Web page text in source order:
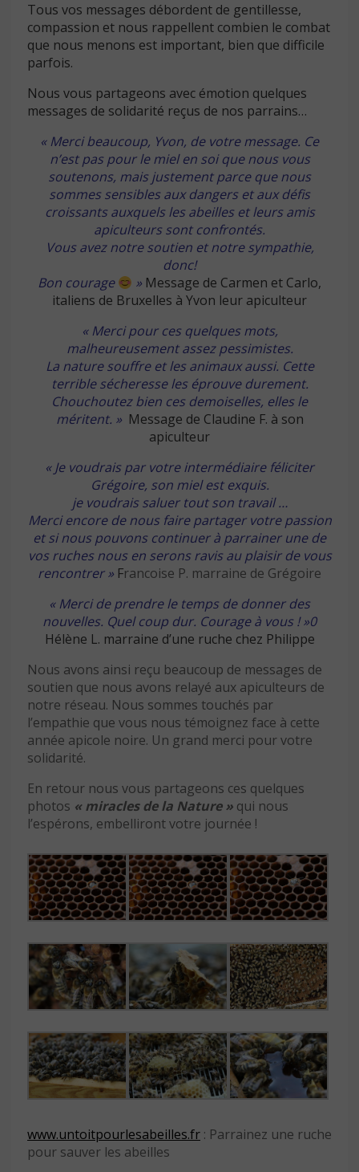
Tous vos messages débordent de gentillesse,
compassion et nous rappellent combien le combat
que nous menons est important, bien que difficile
parfois.
Nous vous partageons avec émotion quelques
messages de solidarité reçus de nos parrains…
« Merci beaucoup, Yvon, de votre message. Ce
n’est pas pour le miel en soi que nous vous
soutenons, mais justement parce que nous
sommes sensibles aux dangers et aux défis
croissants auxquels les abeilles et leurs amis
apiculteurs sont confrontés.
Vous avez notre soutien et notre sympathie,
donc!
Bon courage
» Message de Carmen et Carlo,
italiens de Bruxelles à Yvon leur apiculteur
« Merci pour ces quelques mots,
malheureusement assez pessimistes.
La nature souffre et les animaux aussi. Cette
terrible sécheresse les éprouve durement.
Chouchoutez bien ces demoiselles, elles le
méritent. » Message de Claudine F. à son
apiculteur
« Je voudrais par votre intermédiaire féliciter
Grégoire, son miel est exquis.
je voudrais saluer tout son travail …
Merci encore de nous faire partager votre passion
et si nous pouvons continuer à parrainer une de
vos ruches nous en serons ravis au plaisir de vous
rencontrer » Francoise P. marraine de Grégoire
« Merci de prendre le temps de donner des
nouvelles. Quel coup dur. Courage à vous ! »0
Hélène L. marraine d’une ruche chez Philippe
Nous avons ainsi reçu beaucoup de messages de
soutien que nous avons relayé aux apiculteurs de
notre réseau. Nous sommes touchés par
l’empathie que vous nous témoignez face à cette
année apicole noire. Un grand merci pour votre
solidarité.
En retour nous vous partageons ces quelques
photos « miracles de la Nature » qui nous
l’espérons, embelliront votre journée !
www.untoitpourlesabeilles.fr : Parrainez une ruche
pour sauver les abeilles